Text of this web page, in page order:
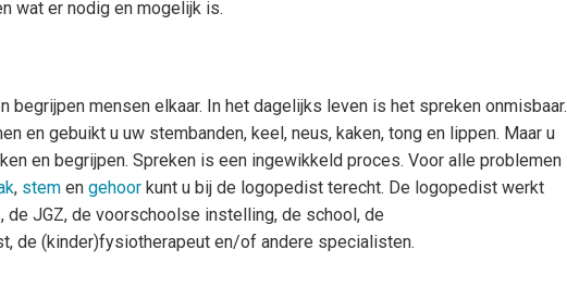
wat er nodig en mogelijk is.
begrijpen mensen elkaar. In het dagelijks leven is het spreken onmisbaar.
en gebuikt u uw stembanden, keel, neus, kaken, tong en lippen. Maar u
en begrijpen. Spreken is een ingewikkeld proces. Voor alle problemen
, stem en gehoor kunt u bij de logopedist terecht. De logopedist werkt
de JGZ, de voorschoolse instelling, de school, de
de (kinder)fysiotherapeut en/of andere specialisten.